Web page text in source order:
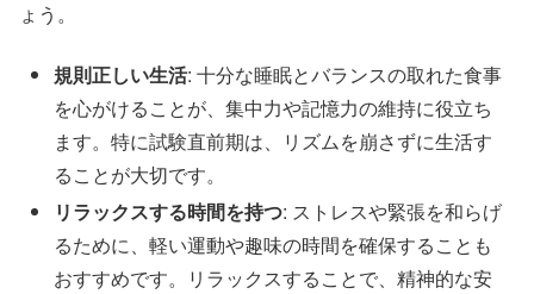
ょう。
規則正しい生活: 十分な睡眠とバランスの取れた食事
を心がけることが、集中力や記憶力の維持に役立ち
ます。特に試験直前期は、リズムを崩さずに生活す
ることが大切です。
リラックスする時間を持つ: ストレスや緊張を和らげ
るために、軽い運動や趣味の時間を確保することも
おすすめです。リラックスすることで、精神的な安